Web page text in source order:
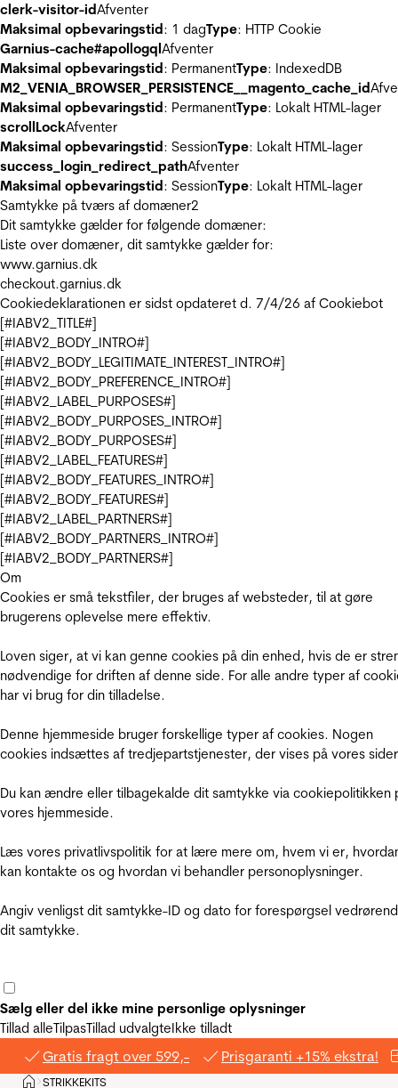
clerk-visitor-idAfventer
Maksimal opbevaringstid: 1 dagType: HTTP Cookie
Garnius-cache#apollogqlAfventer
Maksimal opbevaringstid: PermanentType: IndexedDB
M2_VENIA_BROWSER_PERSISTENCE__magento_cache_id
Maksimal opbevaringstid: PermanentType: Lokalt HTML-lager
scrollLockAfventer
Maksimal opbevaringstid: SessionType: Lokalt HTML-lager
success_login_redirect_pathAfventer
Maksimal opbevaringstid: SessionType: Lokalt HTML-lager
Samtykke på tværs af domæner2
Dit samtykke gælder for følgende domæner:
Liste over domæner, dit samtykke gælder for:
www.garnius.dk
checkout.garnius.dk
Cookiedeklarationen er sidst opdateret d. 7/4/26 af Cookiebot
[#IABV2_TITLE#]
[#IABV2_BODY_INTRO#]
[#IABV2_BODY_LEGITIMATE_INTEREST_INTRO#]
[#IABV2_BODY_PREFERENCE_INTRO#]
[#IABV2_LABEL_PURPOSES#]
[#IABV2_BODY_PURPOSES_INTRO#]
[#IABV2_BODY_PURPOSES#]
[#IABV2_LABEL_FEATURES#]
[#IABV2_BODY_FEATURES_INTRO#]
[#IABV2_BODY_FEATURES#]
[#IABV2_LABEL_PARTNERS#]
[#IABV2_BODY_PARTNERS_INTRO#]
[#IABV2_BODY_PARTNERS#]
Om
Cookies er små tekstfiler, der bruges af websteder, til at gøre
brugerens oplevelse mere effektiv.
Loven siger, at vi kan genne cookies på din enhed, hvis de er
nødvendige for driften af denne side. For alle andre typer af
har vi brug for din tilladelse.
Denne hjemmeside bruger forskellige typer af cookies. Nogen
cookies indsættes af tredjepartstjenester, der vises på vores
Du kan ændre eller tilbagekalde dit samtykke via cookiepolitikken
vores hjemmeside.
Læs vores privatlivspolitik for at lære mere om, hvem vi er,
kan kontakte os og hvordan vi behandler personoplysninger.
Angiv venligst dit samtykke-ID og dato for forespørgsel
dit samtykke.
Sælg eller del ikke mine personlige oplysninger
Tillad alleTilpasTillad udvalgteIkke tilladt
Gratis fragt over 599,- Prisgaranti +15% ekstra!
Hjem
>STRIKKEKITS